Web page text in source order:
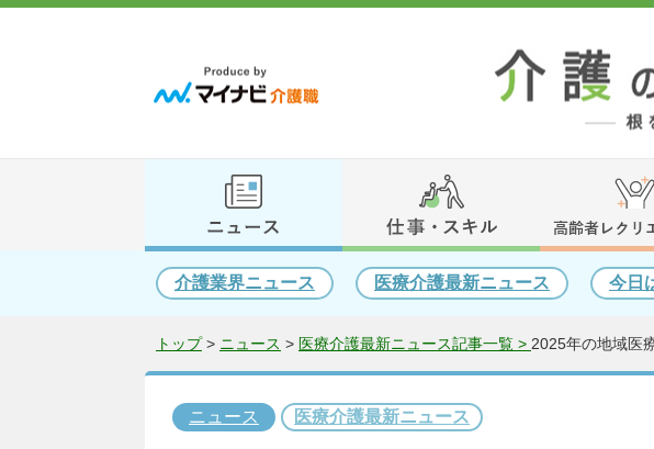
介護業界ニュース 医療介護最新ニュース 今日
トップ> ニュース > 医療介護最新ニュース記事一覧 > 2025年の地域医
ニュース 医療介護最新ニュース